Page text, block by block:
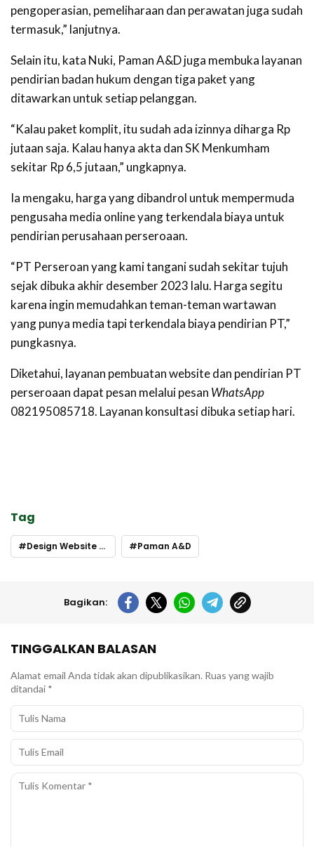
pengoperasian, pemeliharaan dan perawatan juga sudah
termasuk,” lanjutnya.
Selain itu, kata Nuki, Paman A&D juga membuka layanan
pendirian badan hukum dengan tiga paket yang
ditawarkan untuk setiap pelanggan.
“Kalau paket komplit, itu sudah ada izinnya diharga Rp
jutaan saja. Kalau hanya akta dan SK Menkumham
sekitar Rp 6,5 jutaan,” ungkapnya.
Ia mengaku, harga yang dibandrol untuk mempermuda
pengusaha media online yang terkendala biaya untuk
pendirian perusahaan perseroaan.
“PT Perseroan yang kami tangani sudah sekitar tujuh
sejak dibuka akhir desember 2023 lalu. Harga segitu
karena ingin memudahkan teman-teman wartawan
yang punya media tapi terkendala biaya pendirian PT,”
pungkasnya.
Diketahui, layanan pembuatan website dan pendirian PT
perseroaan dapat pesan melalui pesan WhatsApp
082195085718. Layanan konsultasi dibuka setiap hari.
Tag
Design Website usaha Paman A&D
Bagikan:
TINGGALKAN BALASAN
Alamat email Anda tidak akan dipublikasikan. Ruas yang wajib
ditandai *